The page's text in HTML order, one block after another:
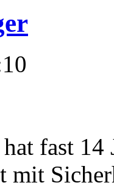
fast 14
mit